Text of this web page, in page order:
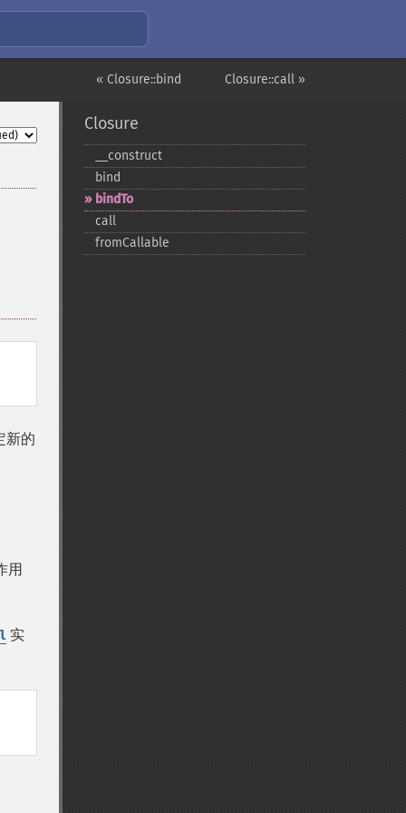
Closure::call »
« Closure::bind
新的
用
实
Closure
_​_​construct
bind
bindTo
call
fromCallable